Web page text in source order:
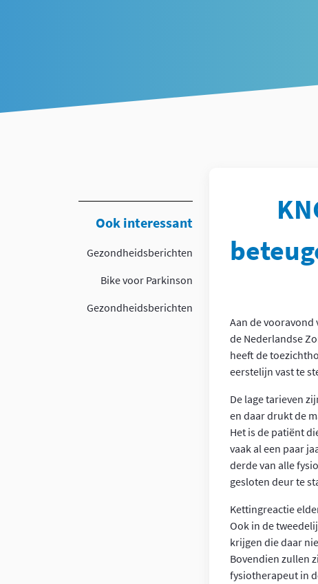
Ook interessant
Gezondheidsberichten
Bike voor Parkinson
Gezondheidsberichten
Aan de vooravond
de Nederlandse
heeft de
eerstelijn vast te
De lage tarieven
en daar drukt de
Het is de patiënt
vaak al een paar
derde van alle
gesloten deur te
Kettingreactie
Ook in de
krijgen die daar
Bovendien zullen
fysiotherapeut in